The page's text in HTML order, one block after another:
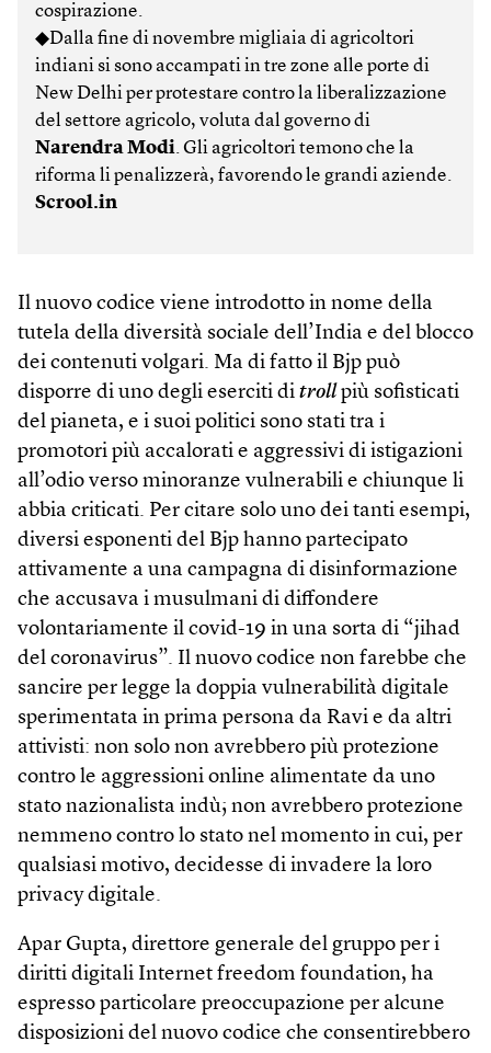
cospirazione.
◆Dalla fine di novembre migliaia di agricoltori
indiani si sono accampati in tre zone alle porte di
New Delhi per protestare contro la liberalizzazione
del settore agricolo, voluta dal governo di
Narendra Modi. Gli agricoltori temono che la
riforma li penalizzerà, favorendo le grandi aziende.
Scrool.in
Il nuovo codice viene introdotto in nome della
tutela della diversità sociale dell’India e del blocco
dei contenuti volgari. Ma di fatto il Bjp può
disporre di uno degli eserciti di troll più sofisticati
del pianeta, e i suoi politici sono stati tra i
promotori più accalorati e aggressivi di istigazioni
all’odio verso minoranze vulnerabili e chiunque li
abbia criticati. Per citare solo uno dei tanti esempi,
diversi esponenti del Bjp hanno partecipato
attivamente a una campagna di disinformazione
che accusava i musulmani di diffondere
volontariamente il covid-19 in una sorta di “jihad
del coronavirus”. Il nuovo codice non farebbe che
sancire per legge la doppia vulnerabilità digitale
sperimentata in prima persona da Ravi e da altri
attivisti: non solo non avrebbero più protezione
contro le aggressioni online alimentate da uno
stato nazionalista indù; non avrebbero protezione
nemmeno contro lo stato nel momento in cui, per
qualsiasi motivo, decidesse di invadere la loro
privacy digitale.
Apar Gupta, direttore generale del gruppo per i
diritti digitali Internet freedom foundation, ha
espresso particolare preoccupazione per alcune
disposizioni del nuovo codice che consentirebbero